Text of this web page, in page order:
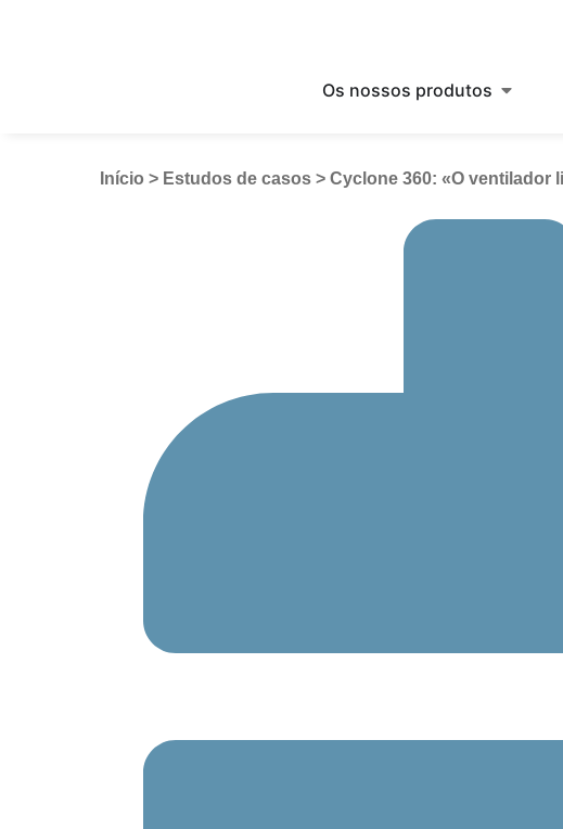
Os nossos produtos
Início > Estudos de casos > Cyclone 360: «O ventilador